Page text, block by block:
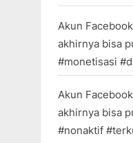
Akun
akhirnya bisa
#monetisasi
Akun
akhirnya bisa
#nonaktif